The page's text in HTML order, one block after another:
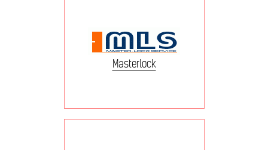
Masterlock